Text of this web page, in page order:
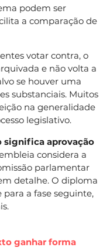
podem ser
a comparação de
votar contra, o
e não volta a
se houver uma
substanciais. Muitos
na generalidade
legislativo.
significa aprovação
considera a
parlamentar
detalhe. O diploma
a fase seguinte,
ganhar forma